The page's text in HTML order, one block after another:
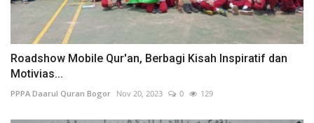
Roadshow Mobile Qur'an, Berbagi Kisah Inspiratif dan
Motivias...
PPPA Daarul Quran Bogor Nov 20, 2023 0 129